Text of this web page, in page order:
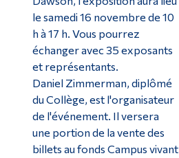
le samedi 16 novembre de 10
h à 17 h. Vous pourrez
échanger avec 35 exposants
et représentants.
Daniel Zimmerman, diplômé
du Collège, est l'organisateur
de l'événement. Il versera
une portion de la vente des
billets au fonds Campus vivant